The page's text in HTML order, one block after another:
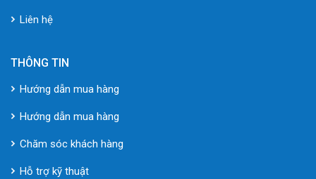
Liên hệ
THÔNG TIN
Hướng dẫn mua hàng
Hướng dẫn mua hàng
Chăm sóc khách hàng
Hỗ trợ kỹ thuật